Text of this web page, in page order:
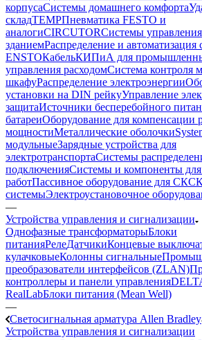
корпусаСистемы домашнего комфорта
складTEMPПневматика FESTO и
аналогиCIRCUTORСистемы управления
зданиемРаспределение и автоматизация
ENSTOКабельКИПиА для
управления расходомСистема контроля
шкафуРаспределение электроэнергии
установки на DIN рейкуУправление
защитаИсточники бесперебойного
батареиОборудование для компенсации
мощностиМеталлические оболочки
модульныеЗарядные устройства для
электротранспортаСистемы
подключенияСистемы и компоненты
работПассивное оборудование для СКС
системыЭлектроустановочное
—
Устройства управления и сигнализации
Однофазные трансформаторыБлоки
питанияРелеДатчикиКонцевые
кулачковыеКолонны сигнальные
преобразователи интерфейсов (ZLAN)
контроллеры и панели управления
RealLabБлоки питания (Mean Well)
—
Светосигнальная арматура Allen Bradley
Устройства управления и сигнализации